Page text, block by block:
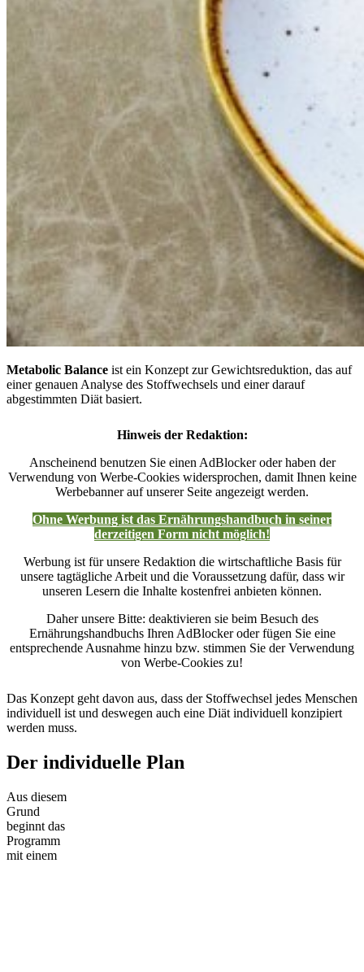
Metabolic Balance ist ein Konzept zur Gewichtsreduktion, das auf
einer genauen Analyse des Stoffwechsels und einer darauf
abgestimmten Diät basiert.
Hinweis der Redaktion:
Anscheinend benutzen Sie einen AdBlocker oder haben der
Verwendung von Werbe-Cookies widersprochen, damit Ihnen keine
Werbebanner auf unserer Seite angezeigt werden.
Ohne Werbung ist das Ernährungshandbuch in seiner
derzeitigen Form nicht möglich!
Werbung ist für unsere Redaktion die wirtschaftliche Basis für
unsere tagtägliche Arbeit und die Voraussetzung dafür, dass wir
unseren Lesern die Inhalte kostenfrei anbieten können.
Daher unsere Bitte: deaktivieren sie beim Besuch des
Ernährungshandbuchs Ihren AdBlocker oder fügen Sie eine
entsprechende Ausnahme hinzu bzw. stimmen Sie der Verwendung
von Werbe-Cookies zu!
Das Konzept geht davon aus, dass der Stoffwechsel jedes Menschen
individuell ist und deswegen auch eine Diät individuell konzipiert
werden muss.
Der individuelle Plan
Aus diesem
Grund
beginnt das
Programm
mit einem